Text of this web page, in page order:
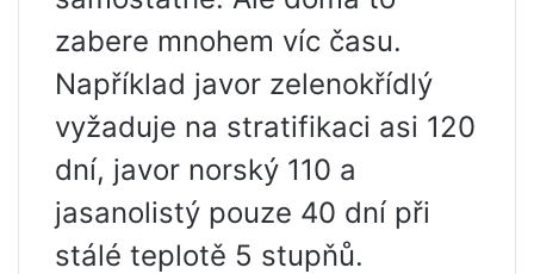
zabere mnohem víc času.
Například javor zelenokřídlý ​​
vyžaduje na stratifikaci asi 120
dní, javor norský 110 a
jasanolistý pouze 40 dní při
stálé teplotě 5 stupňů.